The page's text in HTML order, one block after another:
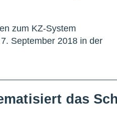
zum KZ-System
September 2018 in der
das